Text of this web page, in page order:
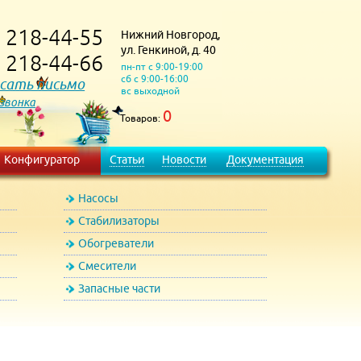
218-44-55
218-44-66
письмо
Нижний Новгород,
ул. Генкиной, д. 40
пн-пт с 9:00-19:00
сб с 9:00-16:00
вс выходной
Товаров: 0
Конфигуратор Статьи Новости Документация
Насосы
Стабилизаторы
Обогреватели
Смесители
Запасные части